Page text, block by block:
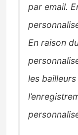
par email.
En raison
les